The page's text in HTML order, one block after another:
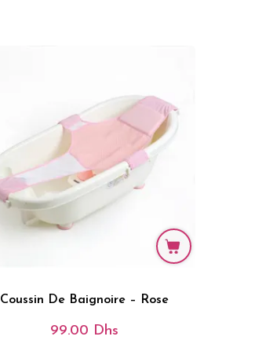
Coussin De Baignoire – Rose
99.00 Dhs